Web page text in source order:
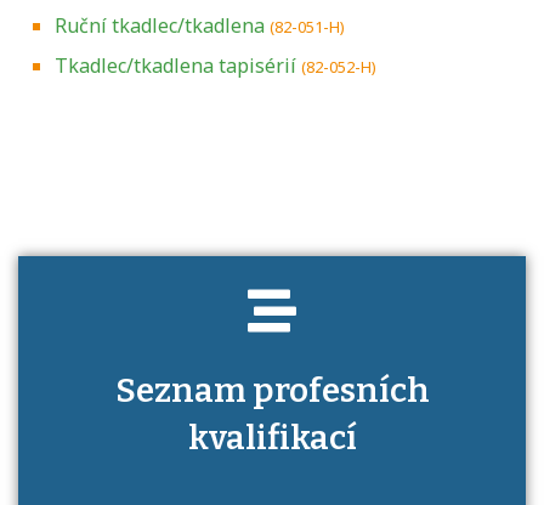
Ruční tkadlec/tkadlena (82-051-H)
Tkadlec/tkadlena tapisérií (82-052-H)
Seznam profesních
kvalifikací
Projděte si seznam profesních kvalifikací.